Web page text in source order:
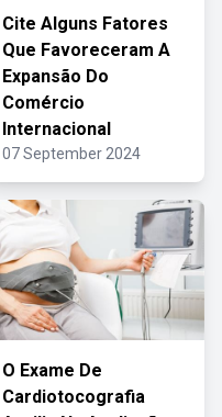
Cite Alguns Fatores
Que Favoreceram A
Expansão Do
Comércio
Internacional
07 September 2024
O Exame De
Cardiotocografia